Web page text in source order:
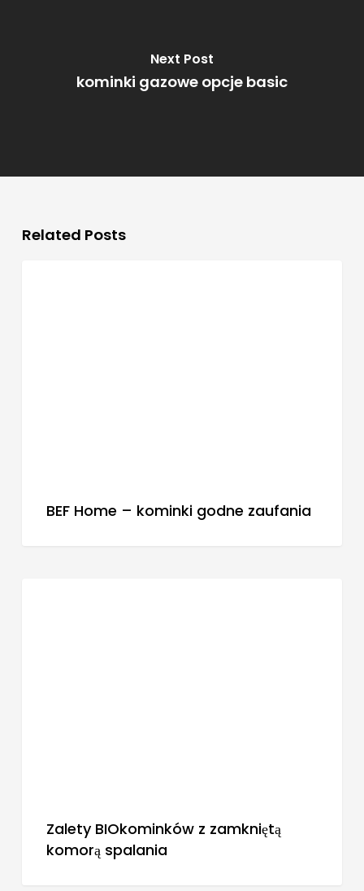
Next Post
kominki gazowe opcje basic
Related Posts
BEF Home – kominki godne zaufania
Zalety BIOkominków z zamkniętą
komorą spalania